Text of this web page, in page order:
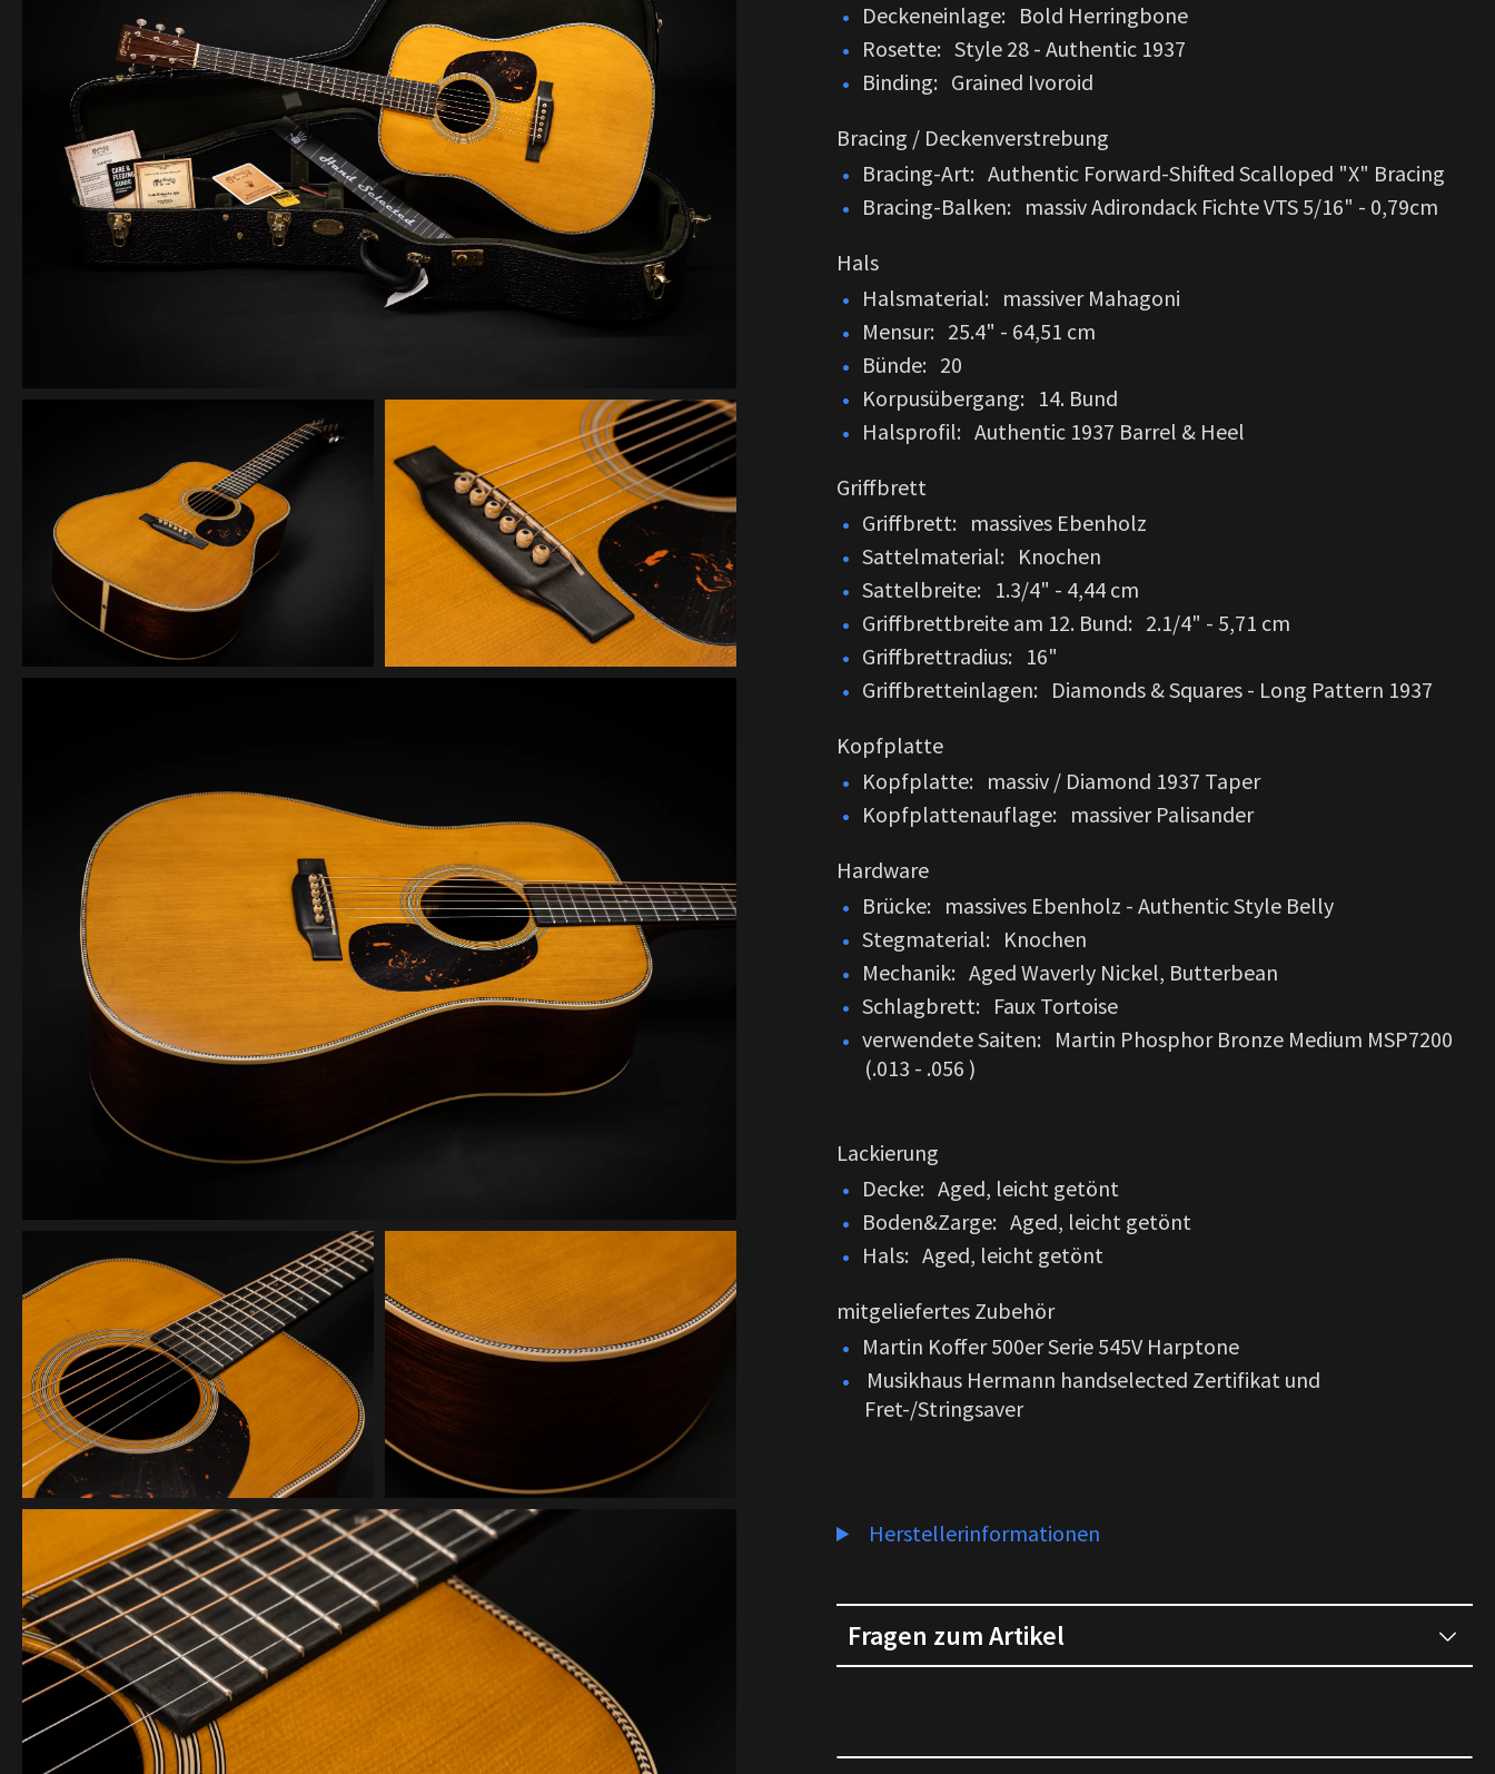
Deckeneinlage: Bold Herringbone
Rosette: Style 28 - Authentic 1937
Binding: Grained Ivoroid
Bracing / Deckenverstrebung
Bracing-Art: Authentic Forward-Shifted Scalloped "X" Bracing
Bracing-Balken: massiv Adirondack Fichte VTS 5/16" - 0,79cm
Hals
Halsmaterial: massiver Mahagoni
Mensur: 25.4" - 64,51 cm
Bünde: 20
Korpusübergang: 14. Bund
Halsprofil: Authentic 1937 Barrel & Heel
Griffbrett
Griffbrett: massives Ebenholz
Sattelmaterial: Knochen
Sattelbreite: 1.3/4" - 4,44 cm
Griffbrettbreite am 12. Bund: 2.1/4" - 5,71 cm
Griffbrettradius: 16"
Griffbretteinlagen: Diamonds & Squares - Long Pattern 1937
Kopfplatte
Kopfplatte: massiv / Diamond 1937 Taper
Kopfplattenauflage: massiver Palisander
Hardware
Brücke: massives Ebenholz - Authentic Style Belly
Stegmaterial: Knochen
Mechanik: Aged Waverly Nickel, Butterbean
Schlagbrett: Faux Tortoise
verwendete Saiten: Martin Phosphor Bronze Medium MSP7200
(.013 - .056 )
Lackierung
Decke: Aged, leicht getönt
Boden&Zarge: Aged, leicht getönt
Hals: Aged, leicht getönt
mitgeliefertes Zubehör
Martin Koffer 500er Serie 545V Harptone
Musikhaus Hermann handselected Zertifikat und
Fret-/Stringsaver
Herstellerinformationen
Fragen zum Artikel